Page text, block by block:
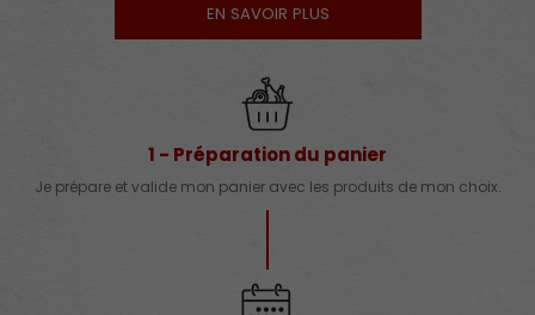
EN SAVOIR PLUS
1 - Préparation du panier
Je prépare et valide mon panier avec les produits de mon choix.